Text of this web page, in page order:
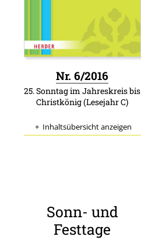
Nr. 6/2016
25. Sonntag im Jahreskreis bis
Christkönig (Lesejahr C)
Inhaltsübersicht anzeigen
Sonn- und
Festtage